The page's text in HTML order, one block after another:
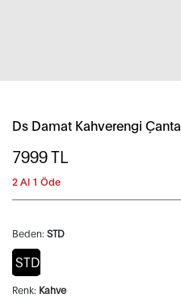
Ds Damat Kahverengi Çanta
7999TL
2 Al 1 Öde
Beden: STD
STD
Renk: Kahve